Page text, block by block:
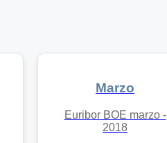
Marzo
Euribor BOE marzo -
2018